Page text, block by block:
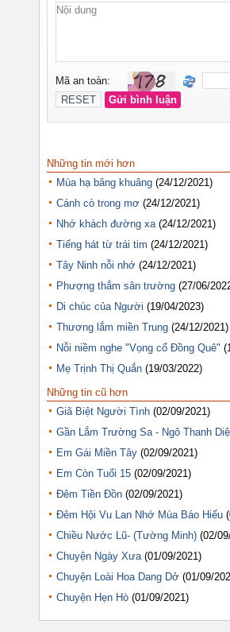
Những tin mới hơn
Mùa hạ bâng khuâng (24/12/2021)
Cánh cò trong mơ (24/12/2021)
Nhớ khách đường xa (24/12/2021)
Tiếng hát từ trái tim (24/12/2021)
Tây Ninh nỗi nhớ (24/12/2021)
Phượng thắm sân trường (27/06/
Di chúc của Người (19/04/2023)
Thương lắm miền Trung (24/12/2021)
Nỗi niềm nghe "Vọng cổ Đồng Quê"
Mẹ Trịnh Thị Quắn (19/03/2022)
Những tin cũ hơn
Giã Biệt Người Tình (02/09/2021)
Gần Lắm Trường Sa - Ngô Thanh
Em Gái Miền Tây (02/09/2021)
Em Còn Tuổi 15 (02/09/2021)
Đêm Tiền Đồn (02/09/2021)
Đêm Hội Vu Lan Nhớ Mùa Báo Hiếu
Chiều Nước Lũ- (Tường Minh) (02/
Chuyện Ngày Xưa (01/09/2021)
Chuyện Loài Hoa Dang Dở (01/09/
Chuyện Hẹn Hò (01/09/2021)